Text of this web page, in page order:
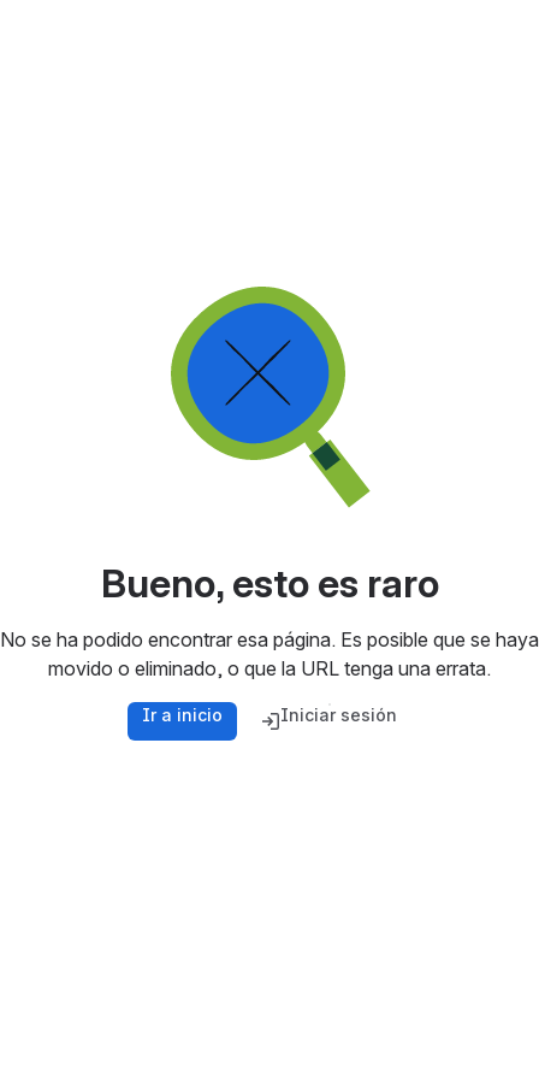
Bueno, esto es raro
No se ha podido encontrar esa página. Es posible que se haya
movido o eliminado, o que la URL tenga una errata.
Ir a inicio Iniciar sesión